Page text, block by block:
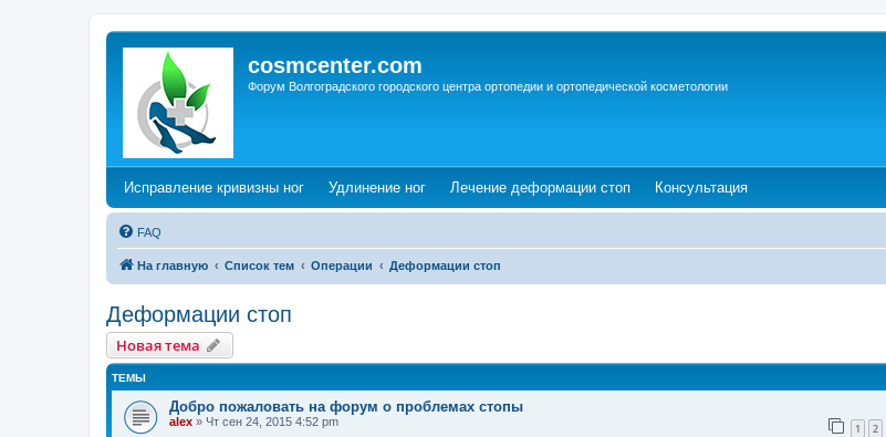
cosmcenter.com
Форум Волгоградского городского центра ортопедии и ортопедической косметологии
Исправление кривизны ног(Opens a new tab)
Удлинение ног(Opens a new tab)
Лечение деформации стоп(Opens a new tab)
Консультация(Opens a new tab)
FAQ
На главную Список тем Операции Деформации стоп
Деформации стоп
Новая тема
ТЕМЫ
Добро пожаловать на форум о проблемах стопы
alex » Чт сен 24, 2015 4:52 pm 1 2